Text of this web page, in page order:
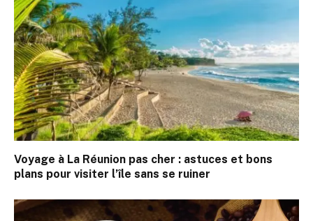
Voyage à La Réunion pas cher : astuces et bons
plans pour visiter l’île sans se ruiner